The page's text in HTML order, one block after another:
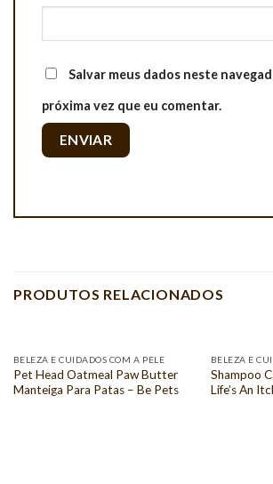
Salvar meus dados neste
próxima vez que eu comentar.
PRODUTOS RELACIONADOS
BELEZA E CUIDADOS COM A PELE
Pet Head Oatmeal Paw Butter
Manteiga Para Patas – Be Pets
BELEZA E
Shampoo
Life’s An